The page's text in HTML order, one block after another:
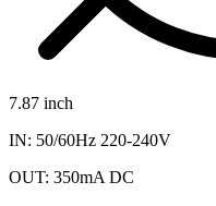
7.87 inch
IN: 50/60Hz 220-240V
OUT: 350mA DC